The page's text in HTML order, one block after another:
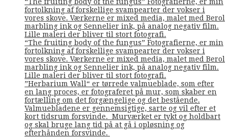
“The fruiting body of the fungus” Fotografierne, er min
fortolkning af forskellige svampearter der vokser i
vores skove. Værkerne er mixed media, malet med Berol
marbling ink og Sennelier ink, på analog negativ film.
Lille maleri der bliver til stort fotografi.
“The fruiting body of the fungus” Fotografierne, er min
fortolkning af forskellige svampearter der vokser i
vores skove. Værkerne er mixed media, malet med Berol
marbling ink og Sennelier ink, på analog negativ film.
Lille maleri der bliver til stort fotografi.
”Herbarium Wall“ er tørrede valmueblade, som efter
en lang proces, er fotograferet på mur, som skaber en
fortælling om det forgængelige og det bestående.
Valmuebladene er gennemsigtige, sarte og vil efter et
kort tidsrum forsvinde. Murværket er tykt og holdbart
og skal bruge lang tid på at gå i opløsning og
efterhånden forsvinde.